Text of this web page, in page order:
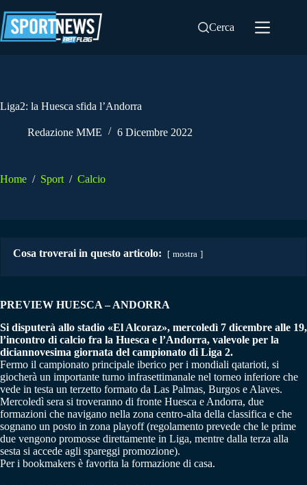
al
contenuto
Cerca
Liga2: la Huesca sfida l’Andorra
Redazione MME 6 Dicembre 2022
Home / Sport / Calcio
Cosa troverai in questo articolo: mostra
PREVIEW HUESCA – ANDORRA
Si disputerà allo stadio «El Alcoraz», mercoledì 7 dicembre alle 19,
l’incontro di calcio fra la Huesca e l’Andorra, valevole per la
diciannovesima giornata del campionato di Liga 2.
Fermo il campionato principale iberico per i mondiali qatarioti, si
giocherà un importante turno infrasettimanale nel torneo inferiore che
vede in testa un terzetto formato da Las Palmas, Burgos e Alaves.
Mercoledì sera si troveranno di fronte Huesca e Andorra, due
formazioni che navigano nella zona centro-alta della classifica e che
sognano un posto in zona playoff (regolamento prevede che le prime
due vengono promosse direttamente in Liga, mentre dalla terza alla
sesta si accede agli spareggi promozione).
Per i bookmakers è favorita la formazione di casa.